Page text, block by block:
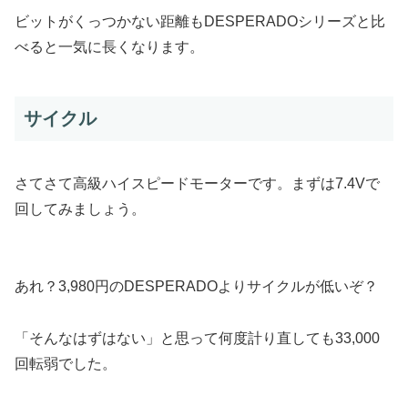
ビットがくっつかない距離もDESPERADOシリーズと比
べると一気に長くなります。
サイクル
さてさて高級ハイスピードモーターです。まずは7.4Vで
回してみましょう。
あれ？3,980円のDESPERADOよりサイクルが低いぞ？
「そんなはずはない」と思って何度計り直しても33,000
回転弱でした。